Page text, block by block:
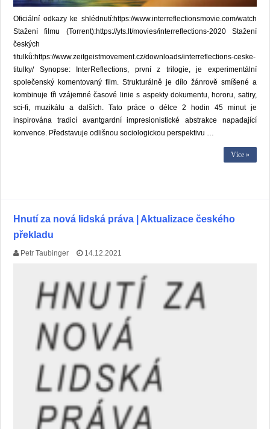
Oficiální odkazy ke shlédnutí:https://www.interreflectionsmovie.com/watch
Stažení filmu (Torrent):https://yts.lt/movies/interreflections-2020 Stažení
českých
titulků:https://www.zeitgeistmovement.cz/downloads/interreflections-ceske-
titulky/ Synopse: InterReflections, první z trilogie, je experimentální
společenský komentovaný film. Strukturálně je dílo žánrově smíšené a
kombinuje tři vzájemné časové linie s aspekty dokumentu, hororu, satiry,
sci-fi, muzikálu a dalších. Tato práce o délce 2 hodin 45 minut je
inspirována tradicí avantgardní impresionistické abstrakce napadající
konvence. Představuje odlišnou sociologickou perspektivu …
Více »
Hnutí za nová lidská práva | Aktualizace českého
překladu
Petr Taubinger 14.12.2021